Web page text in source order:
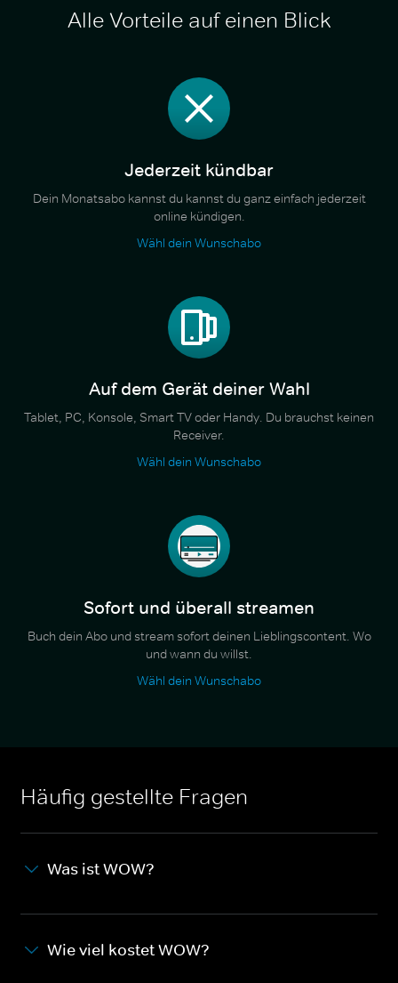
Alle Vorteile auf einen Blick
Jederzeit kündbar
Dein Monatsabo kannst du kannst du ganz einfach jederzeit
online kündigen.
Wähl dein Wunschabo
Auf dem Gerät deiner Wahl
Tablet, PC, Konsole, Smart TV oder Handy. Du brauchst keinen
Receiver.
Wähl dein Wunschabo
Sofort und überall streamen
Buch dein Abo und stream sofort deinen Lieblingscontent. Wo
und wann du willst.
Wähl dein Wunschabo
Häufig gestellte Fragen
Was ist WOW?
Wie viel kostet WOW?